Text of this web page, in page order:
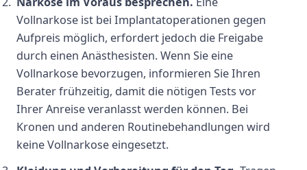
Vollnarkose ist bei Implantatoperationen gegen
Aufpreis möglich, erfordert jedoch die Freigabe
durch einen Anästhesisten. Wenn Sie eine
Vollnarkose bevorzugen, informieren Sie Ihren
Berater frühzeitig, damit die nötigen Tests vor
Ihrer Anreise veranlasst werden können. Bei
Kronen und anderen Routinebehandlungen wird
keine Vollnarkose eingesetzt.